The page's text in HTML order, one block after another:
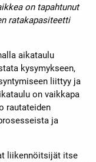
on tapahtunut
ratakapasiteetti
aikataulu
kysymykseen,
liittyy ja
on vaikkapa
rautateiden
ja
liikennöitsijät itse